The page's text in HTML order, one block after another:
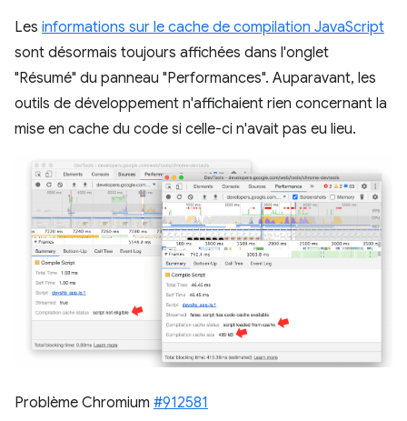
Les informations sur le cache de compilation JavaScript
sont désormais toujours affichées dans l'onglet
"Résumé" du panneau "Performances". Auparavant, les
outils de développement n'affichaient rien concernant la
mise en cache du code si celle-ci n'avait pas eu lieu.
Problème Chromium #912581